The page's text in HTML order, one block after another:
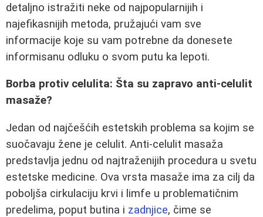
detaljno istražiti neke od najpopularnijih i
najefikasnijih metoda, pružajući vam sve
informacije koje su vam potrebne da donesete
informisanu odluku o svom putu ka lepoti.
Borba protiv celulita: Šta su zapravo anti-celulit
masaže?
Jedan od najčešćih estetskih problema sa kojim se
suočavaju žene je celulit. Anti-celulit masaža
predstavlja jednu od najtraženijih procedura u svetu
estetske medicine. Ova vrsta masaže ima za cilj da
poboljša cirkulaciju krvi i limfe u problematičnim
predelima, poput butina i zadnjice, čime se